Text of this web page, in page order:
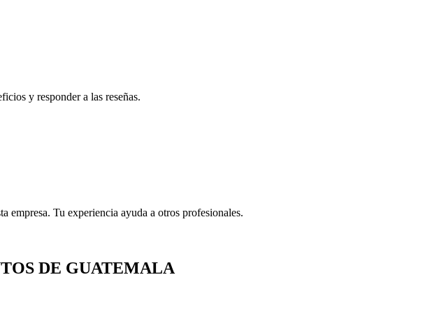
y responder a las reseñas.
empresa. Tu experiencia ayuda a otros profesionales.
DE GUATEMALA